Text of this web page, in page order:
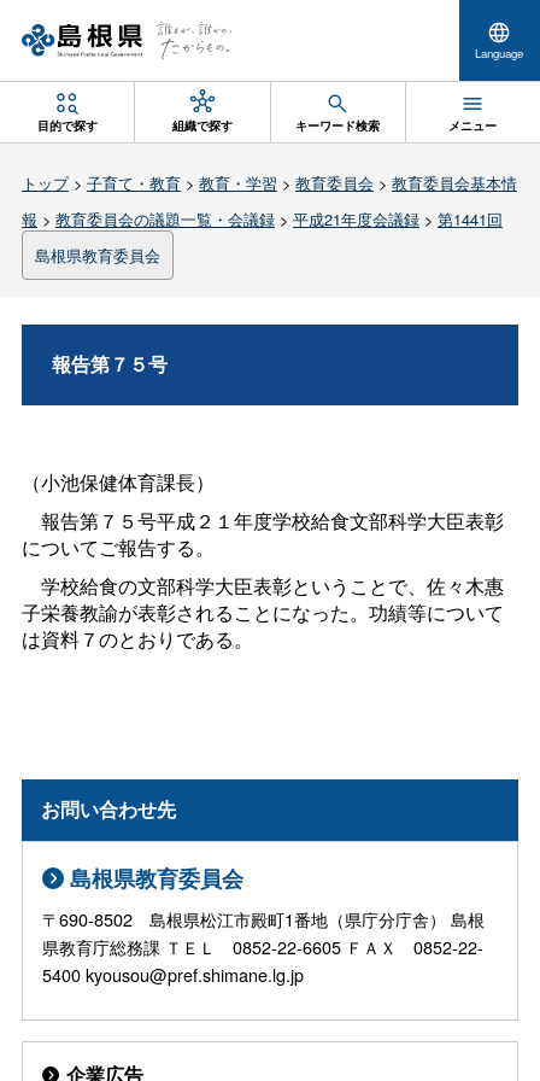
Language
目的で探す 組織で探す キーワード検索 メニュー
トップ> 子育て・教育> 教育・学習 > 教育委員会 > 教育委員会基本情
報 > 教育委員会の議題一覧・会議録> 平成21年度会議録> 第1441回
島根県教育委員会
報告第７５号
（小池保健体育課長）
報告第７５号平成２１年度学校給食文部科学大臣表彰
についてご報告する。
学校給食の文部科学大臣表彰ということで、佐々木惠
子栄養教諭が表彰されることになった。功績等について
は資料７のとおりである。
お問い合わせ先
島根県教育委員会
〒690-8502 島根県松江市殿町1番地（県庁分庁舎） 島根
県教育庁総務課 ＴＥＬ 0852-22-6605 ＦＡＸ 0852-22-
5400 kyousou@pref.shimane.lg.jp
企業広告